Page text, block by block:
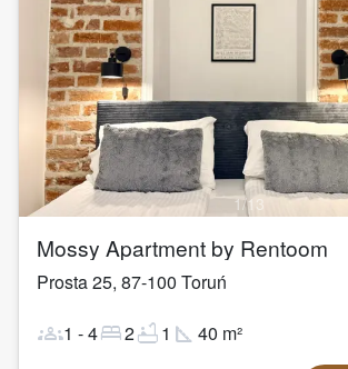
1 /13
Mossy Apartment by Rentoom
Prosta 25, 87-100 Toruń
groups1 -4bed2bathtub1 square_foot 40 m²